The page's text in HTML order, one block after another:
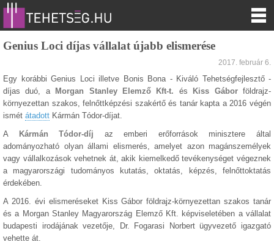
Genius Loci díjas vállalat újabb elismerése
2017. február 6.
Egy korábbi Genius Loci illetve Bonis Bona - Kiváló Tehetségfejlesztő -
díjas duó, a Morgan Stanley Elemző Kft-t. és Kiss Gáborföldrajz-
környezettan szakos, felnőttképzési szakértő és tanár kapta a 2016 végén
ismét átadott Kármán Tódor-díjat.
A
Kármán Tódor-díj az emberi erőforrások minisztere által
adományozható olyan állami elismerés, amelyet azon magánszemélyek
vagy vállalkozások vehetnek át, akik kiemelkedő tevékenységet végeznek
a magyarországi tudományos kutatás, oktatás, képzés, felnőttoktatás
érdekében.
A 2016. évi elismeréseket Kiss Gábor földrajz-környezettan szakos tanár
és a Morgan Stanley Magyarország Elemző Kft. képviseletében a vállalat
budapesti irodájának vezetője, Dr. Fogarasi Norbert ügyvezető igazgató
vehette át.